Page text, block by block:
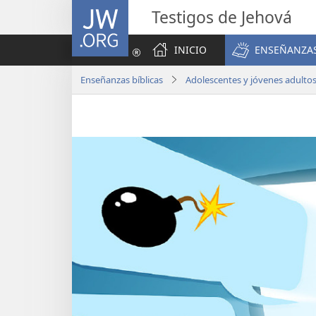
JW.ORG Testigos de Jehová
INICIO
Enseñanzas bíblicas Adolescentes y jóvenes adultos